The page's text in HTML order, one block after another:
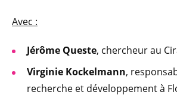
Avec :
Jérôme Queste, chercheur au
Virginie Kockelmann,
recherche et développement à